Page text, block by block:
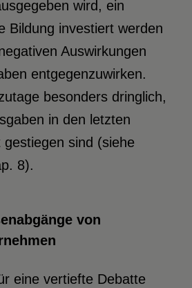
wird, ein
Bildung investiert werden
Auswirkungen
entgegenzuwirken.
besonders dringlich,
in den letzten
sind (siehe
8).
von
eine vertiefte Debatte